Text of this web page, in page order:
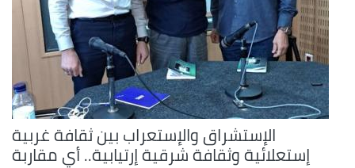
الإستشراق والإستعراب بين ثقافة غربية
إستعلائية وثقافة شرقية إرتيابية.. أي مقاربة